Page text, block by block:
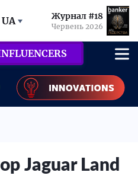
UA Журнал #18
Червень 2026
Jaguar Land